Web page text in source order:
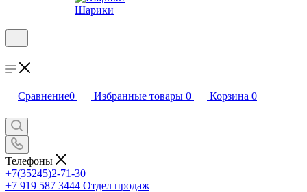
Шарики
Сравнение0 Избранные товары 0 Корзина 0
Телефоны
+7(35245)2-71-30
+7 919 587 3444 Отдел продаж